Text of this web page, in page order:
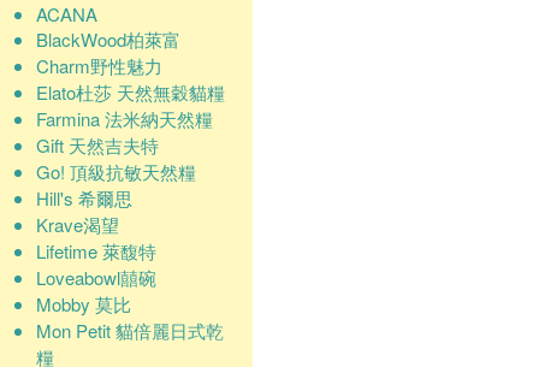
ACANA
BlackWood柏萊富
Charm野性魅力
Elato杜莎 天然無穀貓糧
Farmina 法米納天然糧
Gift 天然吉夫特
Go! 頂級抗敏天然糧
Hill's 希爾思
Krave渴望
Lifetime 萊馥特
Loveabowl囍碗
Mobby 莫比
Mon Petit 貓倍麗日式乾
糧